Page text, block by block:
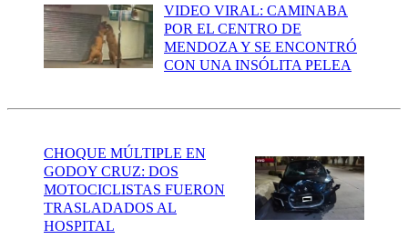
VIDEO VIRAL: CAMINABA
POR EL CENTRO DE
MENDOZA Y SE ENCONTRÓ
CON UNA INSÓLITA PELEA
CHOQUE MÚLTIPLE EN
GODOY CRUZ: DOS
MOTOCICLISTAS FUERON
TRASLADADOS AL
HOSPITAL